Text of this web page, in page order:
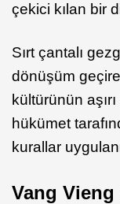
çekici kılan bir
Sırt çantalı
dönüşüm
kültürünün
hükümet
kurallar
Vang